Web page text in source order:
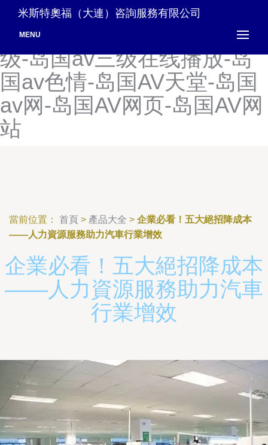
岛国AV免费-岛国AV免费电
影-岛国AV片网-岛国AV三
级-岛国av三级在线播放-岛
国av色情-岛国AV天堂-岛国
av网-岛国AV网页-岛国AV网
站
米斯特奧福（大連）咨詢服務有限公司
MENU
當前位置： 首頁 > 產品大全 > 企業必看！五大絕招降成本
——人力資源服務助力汽車行業增效
企業必看！五大絕招降成本
——人力資源服務助力汽車
行業增效